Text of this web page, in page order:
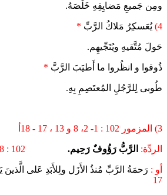
ومِن جَميعِ مَضايِقِهِ خَلَّصَهُ.
4) يُعَسكِرُ مَلاكُ الرَّبِّ *
حَولَ مُتَّقيهِ ويُنَجِّيهِم.
ذُوقوا و انظُروا ما أَطيَبَ الرَّبَّ *
طُوبى لِلرَّجُلِ المُعتَصِمِ بِهِ.
3) المزمور 102 : 1- 2، 8 و 13 ، 17 - 18أ
الردِّة: الرَّبُّ رَؤُوفٌ رَحِيم.
أو : رَحمَةُ الرَّبِّ مُنذُ الأَزَل ولِلأَبَدِ عَلى
17